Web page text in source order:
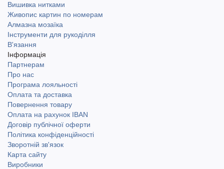
Вишивка нитками
Живопис картин по номерам
Алмазна мозаїка
Інструменти для рукоділля
В'язання
Інформація
Партнерам
Про нас
Програма лояльності
Оплата та доставка
Повернення товару
Оплата на рахунок IBAN
Договір публічної оферти
Політика конфіденційності
Зворотній зв'язок
Карта сайту
Виробники